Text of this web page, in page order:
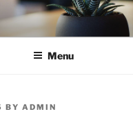
Menu
BY ADMIN